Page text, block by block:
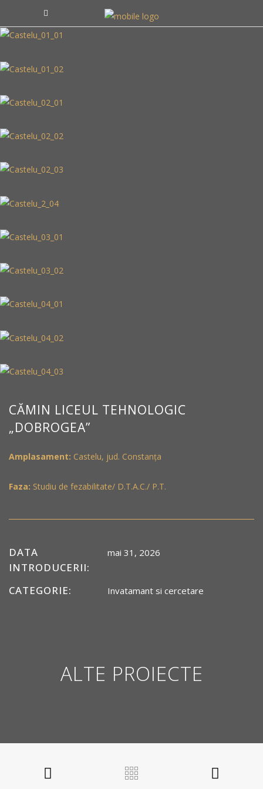
CĂMIN LICEUL TEHNOLOGIC
„DOBROGEA”
Amplasament: Castelu, jud. Constanța
Faza: Studiu de fezabilitate/ D.T.A.C./ P.T.
DATA
INTRODUCERII:
mai 31, 2026
CATEGORIE: Invatamant si cercetare
ALTE PROIECTE